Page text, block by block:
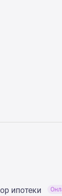
ипотеки